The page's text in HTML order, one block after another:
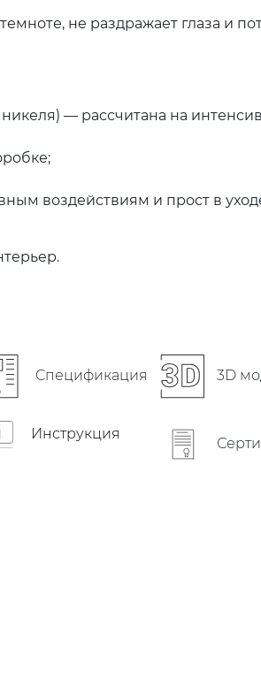
не раздражает глаза и
— рассчитана на
воздействиям и прост в
Cпецификация 3D
Инструкция